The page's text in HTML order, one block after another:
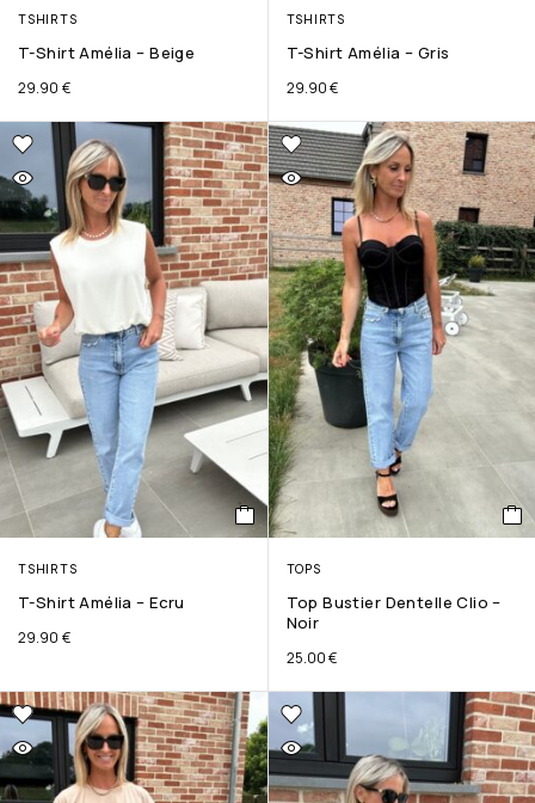
TSHIRTS
T-Shirt Amélia – Beige
29.90 €
TSHIRTS
T-Shirt Amélia – Gris
29.90€
TSHIRTS
T-Shirt Amélia – Ecru
29.90 €
TOPS
Top Bustier Dentelle Clio –
Noir
25.00€